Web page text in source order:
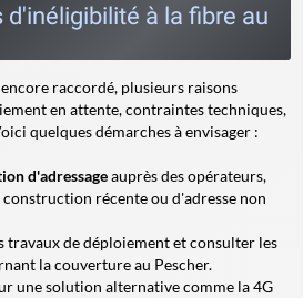
d'inéligibilité à la fibre au
raccordé, plusieurs raisons
en attente, contraintes techniques,
quelques démarches à envisager :
d'adressageauprès des opérateurs,
récente ou d'adresse non
travaux de déploiement et consulter les
la couverture au Pescher.
une solution alternative comme la 4G